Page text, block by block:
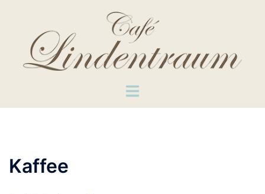
springen
Menü
Kaffee